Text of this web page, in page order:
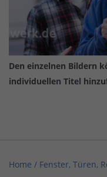
Den einzelnen Bildern
individuellen Titel
Home / Fenster, Türen,